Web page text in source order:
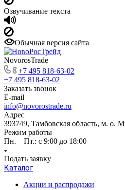
Озвучивание текста
Обычная версия сайта
NovorosTrade
+7 495 818-63-02
+7 495 818-63-02
Заказать звонок
E-mail
info@novorostrade.ru
Адрес
393749, Тамбовская область, м. о.
Режим работы
Пн. – Пт.: с 9:00 до 18:00
Подать заявку
Каталог
Акции и распродажи